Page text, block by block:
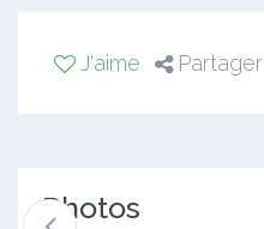
J'aime Partager
Photos